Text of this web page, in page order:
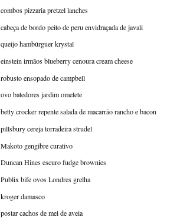
combos pizzaria pretzel lanches
cabeça de bordo peito de peru envidraçada de javali
queijo hambúrguer krystal
einstein irmãos blueberry cenoura cream cheese
robusto ensopado de campbell
ovo batedores jardim omelete
betty crocker repente salada de macarrão rancho e bacon
pillsbury cereja torradeira strudel
Makoto gengibre curativo
Duncan Hines escuro fudge brownies
Publix bife ovos Londres grelha
kroger damasco
postar cachos de mel de aveia